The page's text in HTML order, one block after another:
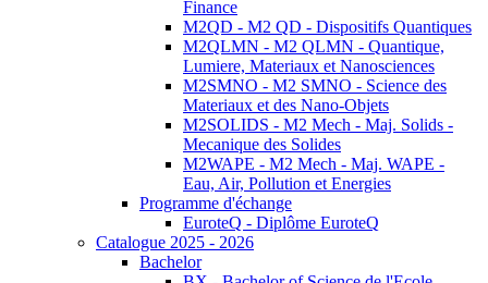
Finance
M2QD - M2 QD - Dispositifs Quantiques
M2QLMN - M2 QLMN - Quantique,
Lumiere, Materiaux et Nanosciences
M2SMNO - M2 SMNO - Science des
Materiaux et des Nano-Objets
M2SOLIDS - M2 Mech - Maj. Solids -
Mecanique des Solides
M2WAPE - M2 Mech - Maj. WAPE -
Eau, Air, Pollution et Energies
Programme d'échange
EuroteQ - Diplôme EuroteQ
Catalogue 2025 - 2026
Bachelor